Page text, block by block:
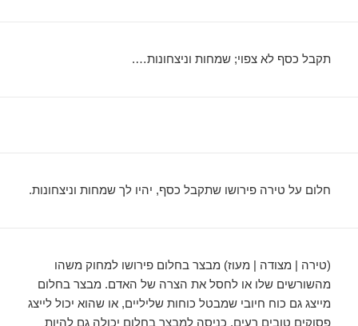
תקבל כסף לא צפוי; שמחות וניצחונות….
חלום על טירה פירושו שתקבל כסף, יהיו לך שמחות וניצחונות.
(טירה | מצודה | מעוז) מבצר בחלום פירושו למחוק משהו
מהשורשים שלו או לחסל את הצרה של האדם. מבצר בחלום
מייצג גם כוח חיובי שמבטל כוחות שליליים, או שהוא יכול לייצג
פסוקים טובים רעים. כניסה למבצר בחלום יכולה גם להיות